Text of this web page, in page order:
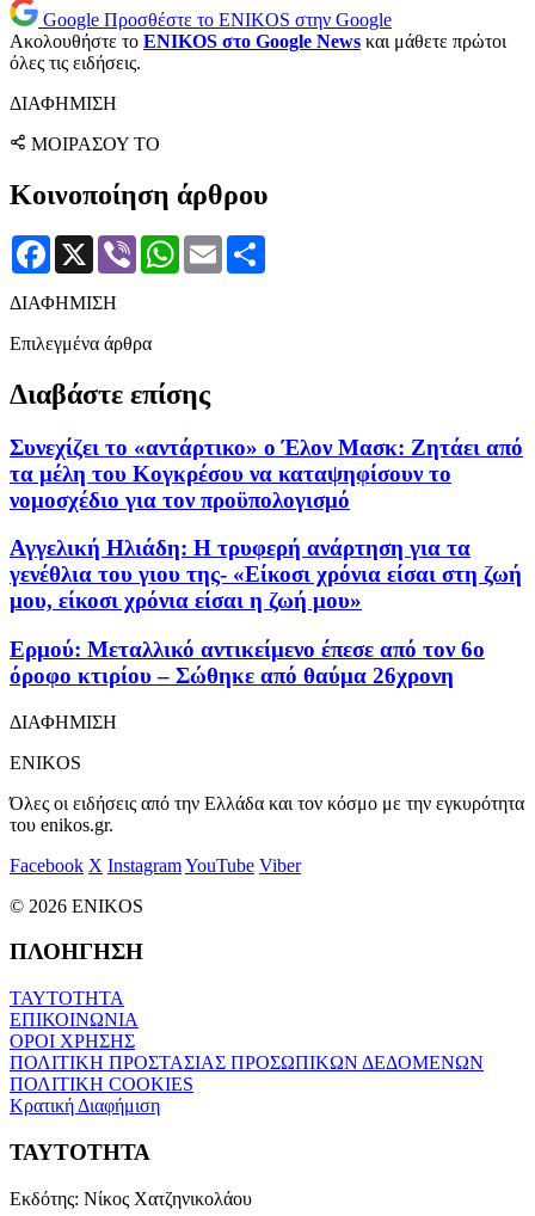
Google Προσθέστε το ENIKOS στην Google
Ακολουθήστε το ENIKOS στο Google News και μάθετε πρώτοι
όλες τις ειδήσεις.
ΔΙΑΦΗΜΙΣΗ
ΜΟΙΡΑΣΟΥ ΤΟ
Κοινοποίηση άρθρου
Facebook
X Viber WhatsApp
Email
ΔΙΑΦΗΜΙΣΗ
Επιλεγμένα άρθρα
Διαβάστε επίσης
Συνεχίζει το «αντάρτικο» ο Έλον Μασκ: Ζητάει από
τα μέλη του Κογκρέσου να καταψηφίσουν το
νομοσχέδιο για τον προϋπολογισμό
Αγγελική Ηλιάδη: Η τρυφερή ανάρτηση για τα
γενέθλια του γιου της- «Είκοσι χρόνια είσαι στη ζωή
μου, είκοσι χρόνια είσαι η ζωή μου»
Ερμού: Μεταλλικό αντικείμενο έπεσε από τον 6ο
όροφο κτιρίου – Σώθηκε από θαύμα 26χρονη
ΔΙΑΦΗΜΙΣΗ
ENIKOS
Όλες οι ειδήσεις από την Ελλάδα και τον κόσμο με την εγκυρότητα
του enikos.gr.
Facebook X InstagramYouTube Viber
© 2026 ENIKOS
ΠΛΟΗΓΗΣΗ
ΤΑΥΤΟΤΗΤΑ
ΕΠΙΚΟΙΝΩΝΙΑ
ΟΡΟΙ ΧΡΗΣΗΣ
ΠΟΛΙΤΙΚΗ ΠΡΟΣΤΑΣΙΑΣ ΠΡΟΣΩΠΙΚΩΝ ΔΕΔΟΜΕΝΩΝ
ΠΟΛΙΤΙΚΗ COOKIES
Κρατική Διαφήμιση
ΤΑΥΤΟΤΗΤΑ
Εκδότης: Νίκος Χατζηνικολάου